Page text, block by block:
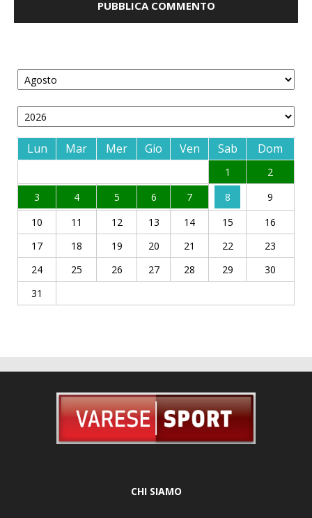
Lun Mar Mer Gio Ven Sab Dom
1
2
3
4 5 6 7 8
9
10
11 12 13 14 15
16
17
18 19 20 21 22
23
24
25 26 27 28 29
30
31
CHI SIAMO